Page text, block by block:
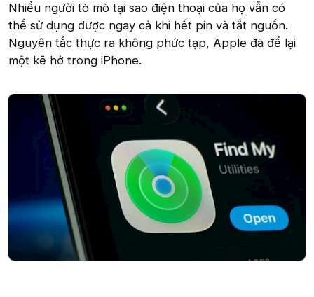
Nhiều người tò mò tại sao điện thoại của họ vẫn có
thể sử dụng được ngay cả khi hết pin và tắt nguồn.
Nguyên tắc thực ra không phức tạp, Apple đã để lại
một kẽ hở trong iPhone.